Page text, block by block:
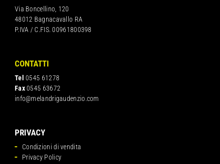
Via Boncellino, 120
48012 Bagnacavallo RA
P.IVA / C.FIS. 00961800398
CONTATTI
Tel 0545 61278
Fax0545 63672
info@melandrigaudenzio.com
PRIVACY
Condizioni di vendita
Privacy Policy